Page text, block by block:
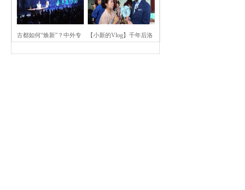
古都如何“焕新”？中外专 【小新的Vlog】千年后洛